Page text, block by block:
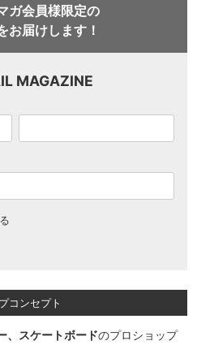
ガ会員様限定の
お届けします！
MAGAZINE
コンセプト
、スケートボードのプロショップ